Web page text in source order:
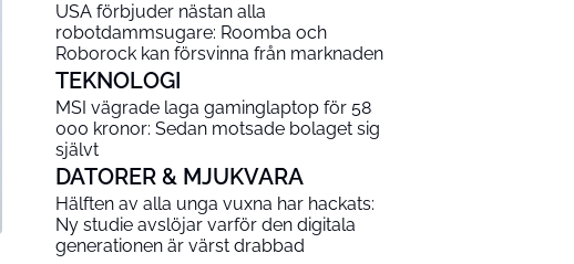
USA förbjuder nästan alla
robotdammsugare: Roomba och
Roborock kan försvinna från marknaden
TEKNOLOGI
MSI vägrade laga gaminglaptop för 58
000 kronor: Sedan motsade bolaget sig
självt
DATORER & MJUKVARA
Hälften av alla unga vuxna har hackats:
Ny studie avslöjar varför den digitala
generationen är värst drabbad